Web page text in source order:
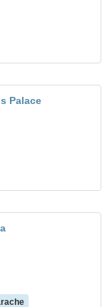
Palace